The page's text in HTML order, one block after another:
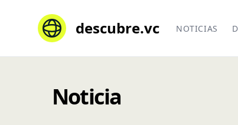
descubre.vc NOTICIAS
Noticia